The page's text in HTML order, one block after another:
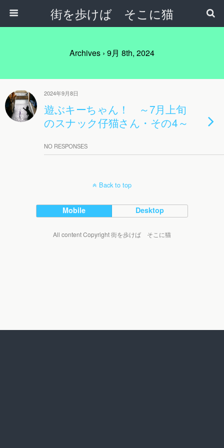
街を歩けば そこに猫
Archives › 9月 8th, 2024
2024年9月8日
遊ぶキーちゃん！ ～7月上旬
のスナック仔猫さん・その4～
NO RESPONSES
Back to top
Mobile Desktop
All content Copyright 街を歩けば そこに猫